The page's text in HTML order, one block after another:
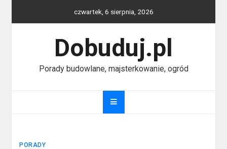
czwartek, 6 sierpnia, 2026
Dobuduj.pl
Porady budowlane, majsterkowanie, ogród
PORADY